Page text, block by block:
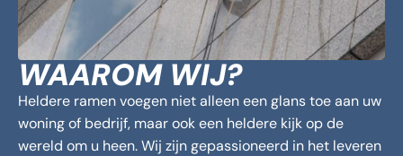
WAAROM WIJ?
Heldere ramen voegen niet alleen een glans toe aan uw
woning of bedrijf, maar ook een heldere kijk op de
wereld om u heen. Wij zijn gepassioneerd in het leveren